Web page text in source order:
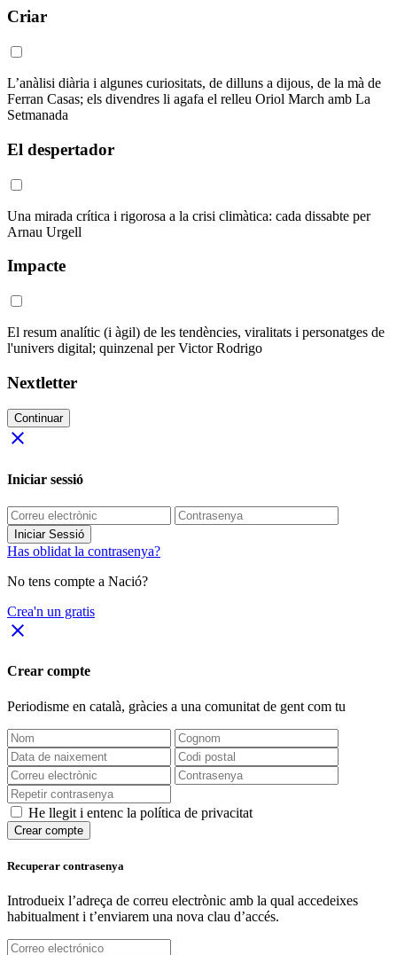
Criar
L’anàlisi diària i algunes curiositats, de dilluns a dijous, de la mà de
Ferran Casas; els divendres li agafa el relleu Oriol March amb La
Setmanada
El despertador
Una mirada crítica i rigorosa a la crisi climàtica: cada dissabte per
Arnau Urgell
Impacte
El resum analític (i àgil) de les tendències, viralitats i personatges de
l'univers digital; quinzenal per Victor Rodrigo
Nextletter
Continuar
close
Iniciar sessió
Iniciar Sessió
Has oblidat la contrasenya?
No tens compte a Nació?
Crea'n un gratis
close
Crear compte
Periodisme en català, gràcies a una comunitat de gent com tu
He llegit i entenc la política de privacitat
Crear compte
Recuperar contrasenya
Introdueix l’adreça de correu electrònic amb la qual accedeixes
habitualment i t’enviarem una nova clau d’accés.